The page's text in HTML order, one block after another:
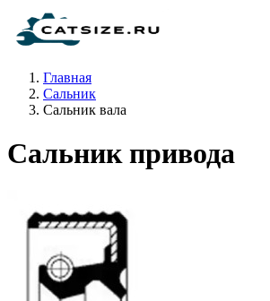
Главная
Сальник
Сальник вала
Сальник привода